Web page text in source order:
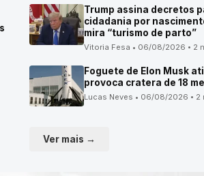
Trump assina decretos
cidadania por
mira “turismo de parto”
Vitoria Fesa • 06/08/2026 • 2
Foguete de Elon Musk
provoca cratera de 18
Lucas Neves • 06/08/2026 • 2
Ver mais →